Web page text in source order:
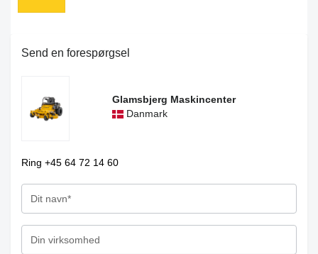
Send en forespørgsel
Glamsbjerg Maskincenter
Danmark
Ring +45 64 72 14 60